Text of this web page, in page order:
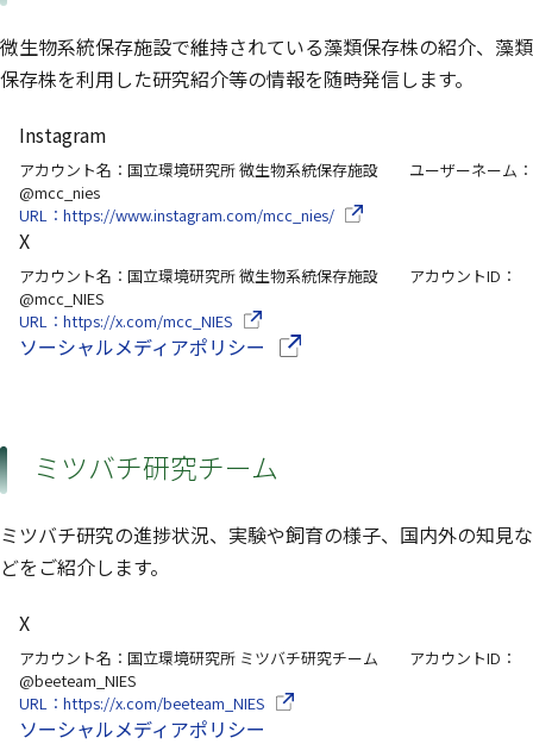
微生物系統保存施設で維持されている藻類保存株の紹介、藻類
保存株を利用した研究紹介等の情報を随時発信します。
Instagram
アカウント名：国立環境研究所 微生物系統保存施設 ユーザーネーム：
@mcc_nies
URL：https://www.instagram.com/mcc_nies/（別ウインドウで開きます）
X
アカウント名：国立環境研究所 微生物系統保存施設 アカウントID：
@mcc_NIES
URL：https://x.com/mcc_NIES （別ウインドウで開きます）
ソーシャルメディアポリシー （別ウインドウで開きます）
ミツバチ研究チーム
ミツバチ研究の進捗状況、実験や飼育の様子、国内外の知見な
どをご紹介します。
X
アカウント名：国立環境研究所 ミツバチ研究チーム アカウントID：
@beeteam_NIES
URL：https://x.com/beeteam_NIES （別ウインドウで開きます）
ソーシャルメディアポリシー